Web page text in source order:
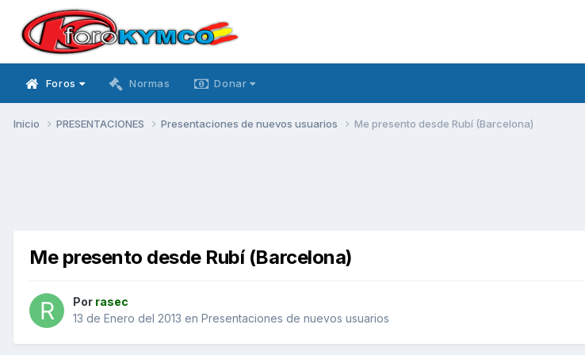
Foros Normas Donar
Inicio PRESENTACIONES Presentaciones de nuevos usuarios Me presento desde Rubí (Barcelona)
Me presento desde Rubí (Barcelona)
Por rasec
13 de Enero del 2013 en Presentaciones de nuevos usuarios